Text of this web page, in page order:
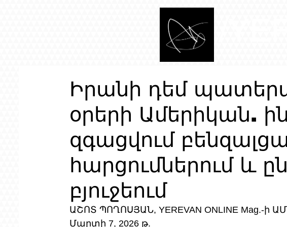
Իրանի դեմ
օրերի Ամերիկան.
զգացվում
հարցումներում և
բյուջեում
ԱՇՈՏ ՊՈՂՈՍՅԱՆ, YEREVAN ONLINE Mag.-ի
Մարտի 7, 2026 թ.